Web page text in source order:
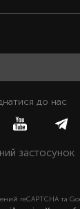
до нас
застосунок
reCAPTCHA та